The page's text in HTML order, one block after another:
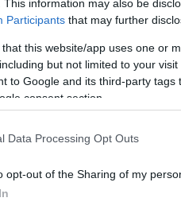
This information may also be
Participants that may further
that this website/app uses one or
but not limited to your
to Google and its third-party
consent section.
Data Processing Opt Outs
opt-out of the Sharing of my